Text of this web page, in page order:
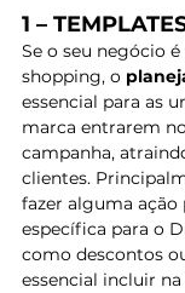
1 –
Se o seu negócio
shopping, o
essencial para as
marca entrarem
campanha,
clientes.
fazer alguma
específica para o
como descontos
essencial incluir